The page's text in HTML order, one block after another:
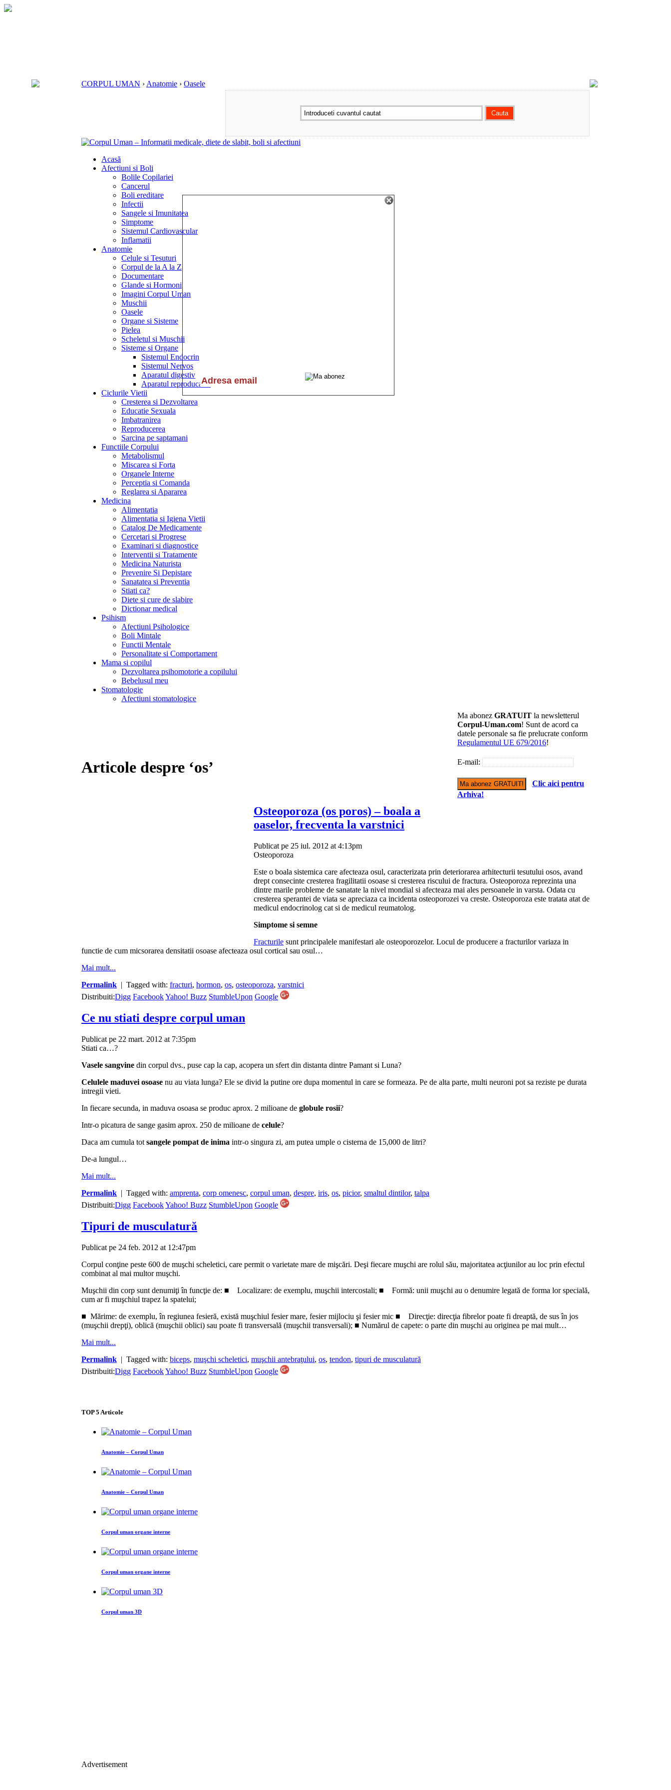
CORPUL UMAN › Anatomie › Oasele
Acasă
Afectiuni si Boli
Bolile Copilariei
Cancerul
Boli ereditare
Infectii
Sangele si Imunitatea
Simptome
Sistemul Cardiovascular
Inflamatii
Anatomie
Celule si Tesuturi
Corpul de la A la Z
Documentare
Glande si Hormoni
Imagini Corpul Uman
Muschii
Oasele
Organe si Sisteme
Pielea
Scheletul si Muschii
Sisteme si Organe
Sistemul Endocrin
Sistemul Nervos
Aparatul digestiv
Aparatul reproducator
Ciclurile Vietii
Cresterea si Dezvoltarea
Educatie Sexuala
Imbatranirea
Reproducerea
Sarcina pe saptamani
Functiile Corpului
Metabolismul
Miscarea si Forta
Organele Interne
Perceptia si Comanda
Reglarea si Apararea
Medicina
Alimentatia
Alimentatia si Igiena Vietii
Catalog De Medicamente
Cercetari si Progrese
Examinari si diagnostice
Interventii si Tratamente
Medicina Naturista
Prevenire Si Depistare
Sanatatea si Preventia
Stiati ca?
Diete si cure de slabire
Dictionar medical
Psihism
Afectiuni Psihologice
Boli Mintale
Functii Mentale
Personalitate si Comportament
Mama si copilul
Dezvoltarea psihomotorie a copilului
Bebelusul meu
Stomatologie
Afectiuni stomatologice
Ma abonez GRATUIT la newsletterul
Corpul-Uman.com! Sunt de acord ca
datele personale sa fie prelucrate conform
Regulamentul UE 679/2016!
E-mail:
Clic aici pentru
Arhiva!
Articole despre ‘os’
Osteoporoza (os poros) – boala a
oaselor, frecventa la varstnici
Publicat pe 25 iul. 2012 at 4:13pm
Osteoporoza
Este o boala sistemica care afecteaza osul, caracterizata prin deteriorarea arhitecturii tesutului osos, avand
drept consecinte cresterea fragilitatii osoase si cresterea riscului de fractura. Osteoporoza reprezinta una
dintre marile probleme de sanatate la nivel mondial si afecteaza mai ales persoanele in varsta. Odata cu
cresterea sperantei de viata se apreciaza ca incidenta osteoporozei va creste. Osteoporoza este tratata atat de
medicul endocrinolog cat si de medicul reumatolog.
Simptome si semne
Fracturile sunt principalele manifestari ale osteoporozelor. Locul de producere a fracturilor variaza in
functie de cum micsorarea densitatii osoase afecteaza osul cortical sau osul…
Mai mult...
Permalink | Tagged with: fracturi, hormon, os, osteoporoza, varstnici
Distribuiti:Digg FacebookYahoo! Buzz StumbleUpon Google
Ce nu stiati despre corpul uman
Publicat pe 22 mart. 2012 at 7:35pm
Stiati ca…?
Vasele sangvine din corpul dvs., puse cap la cap, acopera un sfert din distanta dintre Pamant si Luna?
Celulele maduvei osoase nu au viata lunga? Ele se divid la putine ore dupa momentul in care se formeaza. Pe de alta parte, multi neuroni pot sa reziste pe durata
intregii vieti.
In fiecare secunda, in maduva osoasa se produc aprox. 2 milioane de globule rosii?
Intr-o picatura de sange gasim aprox. 250 de milioane de celule?
Daca am cumula tot sangele pompat de inima intr-o singura zi, am putea umple o cisterna de 15,000 de litri?
De-a lungul…
Mai mult...
Permalink | Tagged with: amprenta, corp omenesc, corpul uman, despre, iris, os, picior, smaltul dintilor, talpa
Distribuiti:Digg FacebookYahoo! Buzz StumbleUpon Google
Tipuri de musculatură
Publicat pe 24 feb. 2012 at 12:47pm
Corpul conţine peste 600 de muşchi scheletici, care permit o varietate mare de mişcări. Deşi fiecare muşchi are rolul său, majoritatea acţiunilor au loc prin efectul
combinat al mai multor muşchi.
Muşchii din corp sunt denumiţi în funcţie de: ■ Localizare: de exemplu, muşchii intercostali; ■ Formă: unii muşchi au o denumire legată de forma lor specială,
cum ar fi muşchiul trapez la spatelui;
■ Mărime: de exemplu, în regiunea fesieră, există muşchiul fesier mare, fesier mijlociu şi fesier mic ■ Direcţie: direcţia fibrelor poate fi dreaptă, de sus în jos
(muşchii drepţi), oblică (muşchii oblici) sau poate fi transversală (muşchii transversali); ■ Numărul de capete: o parte din muşchi au originea pe mai mult…
Mai mult...
Permalink | Tagged with: biceps, muşchi scheletici, muşchii antebraţului, os, tendon, tipuri de musculatură
Distribuiti:Digg FacebookYahoo! Buzz StumbleUpon Google
TOP5 Articole
Anatomie – Corpul Uman
Anatomie – Corpul Uman
Corpul uman organe interne
Corpul uman organe interne
Corpul uman 3D
Advertisement